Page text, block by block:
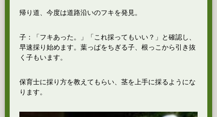
帰り道、今度は道路沿いのフキを発見。
子：「フキあった。」「これ採ってもいい？」と確認し、
早速採り始めます。葉っぱをちぎる子、根っこから引き抜
く子もいます。
保育士に採り方を教えてもらい、茎を上手に採るようにな
ります。